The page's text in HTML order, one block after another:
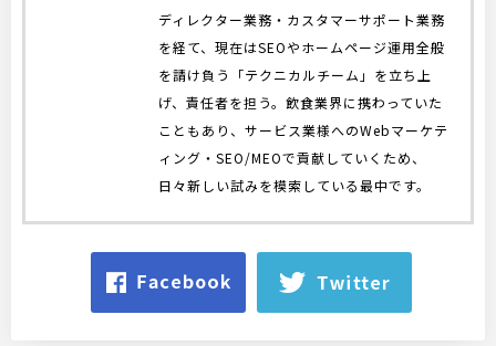
ディレクター業務・カスタマーサポート業務
を経て、現在はSEOやホームページ運用全般
を請け負う「テクニカルチーム」を立ち上
げ、責任者を担う。飲食業界に携わっていた
こともあり、サービス業様へのWebマーケテ
ィング・SEO/MEOで貢献していくため、
日々新しい試みを模索している最中です。